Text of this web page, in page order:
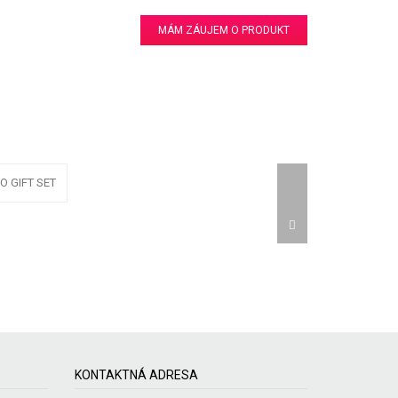
MÁM ZÁUJEM O PRODUKT
KONTAKTNÁ ADRESA